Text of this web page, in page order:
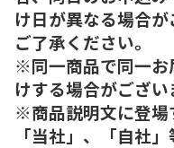
け日が異なる場合
ご了承ください。
※同一商品で同一お
けする場合がござい
※商品説明文に登場
「当社」、「自社